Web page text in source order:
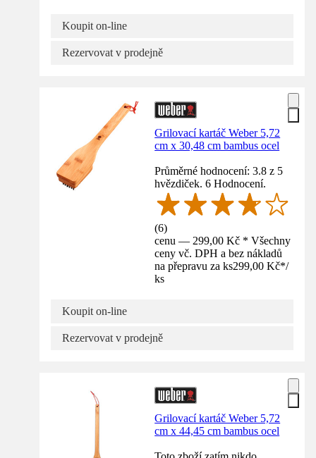
Koupit on-line
Rezervovat v prodejně
Grilovací kartáč Weber 5,72
cm x 30,48 cm bambus ocel
Průměrné hodnocení: 3.8 z 5
hvězdiček. 6 Hodnocení.
(6)
cenu — 299,00 Kč * Všechny
ceny vč. DPH a bez nákladů
na přepravu za ks299,00 Kč*/
ks
Koupit on-line
Rezervovat v prodejně
Grilovací kartáč Weber 5,72
cm x 44,45 cm bambus ocel